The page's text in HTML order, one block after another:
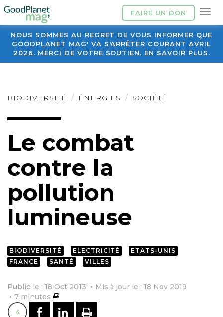
FAIRE UN DON
NOUS SOMMES AU REGRET DE VOUS INFORMER QUE
GOODPLANET MAG' VA S'ARRÊTER COURANT AVRIL
2026. MERCI DE VOTRE SOUTIEN. EN SAVOIR PLUS.
BIODIVERSITÉ ÉNERGIES SOCIÉTÉ
Le combat
contre la
pollution
lumineuse
BIODIVERSITÉ ELECTRICITÉ
ETATS-UNIS
FRANCE
SANTÉ VILLES
Publié le : 18 Oct 2013
Mis à jour le : 18 Nov 2019
7 minutes
4 PARTAGER SUR FACEBOOK
PARTAGER SUR
IMPRIMER